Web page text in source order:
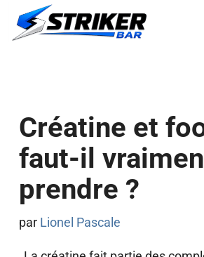
Créatine et
faut-il
prendre ?
par Lionel Pascale